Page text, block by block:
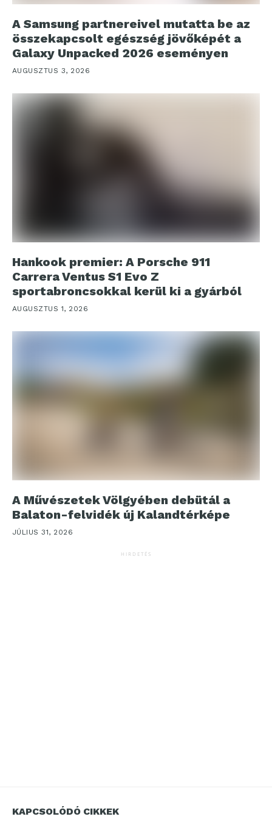
A Samsung partnereivel mutatta be az
összekapcsolt egészség jövőképét a
Galaxy Unpacked 2026 eseményen
AUGUSZTUS 3, 2026
Hankook premier: A Porsche 911
Carrera Ventus S1 Evo Z
sportabroncsokkal kerül ki a gyárból
AUGUSZTUS 1, 2026
A Művészetek Völgyében debütál a
Balaton-felvidék új Kalandtérképe
JÚLIUS 31, 2026
HIRDETÉS
KAPCSOLÓDÓ CIKKEK